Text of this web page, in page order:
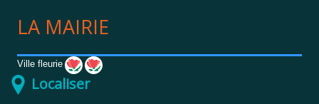
LA MAIRIE
Ville fleurie
Localiser